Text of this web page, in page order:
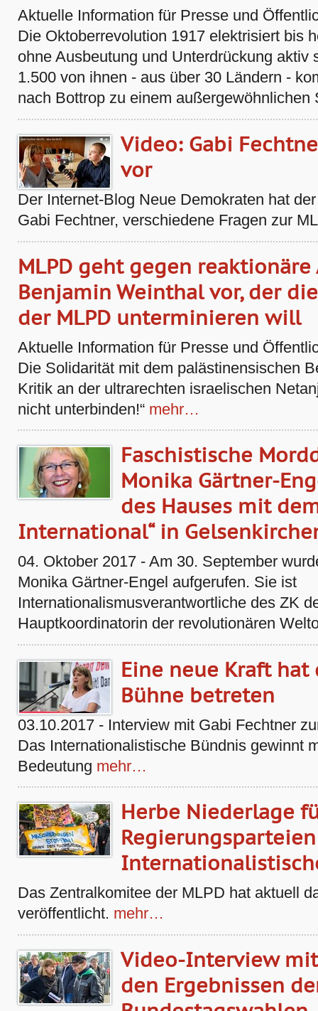
Aktuelle Information für Presse und
Die Oktoberrevolution 1917 elektrisiert bis
ohne Ausbeutung und Unterdrückung aktiv
1.500 von ihnen - aus über 30 Ländern -
nach Bottrop zu einem außergewöhnlichen
Video: Gabi
vor
Der Internet-Blog Neue Demokraten hat
Gabi Fechtner, verschiedene Fragen zur
MLPD geht gegen
Benjamin Weinthal vor, der
der MLPD unterminieren will
Aktuelle Information für Presse und
Die Solidarität mit dem palästinensischen
Kritik an der ultrarechten israelischen
nicht unterbinden!“ mehr…
Faschistische
Monika Gärtner-
des Hauses mit
International“ in
04. Oktober 2017 - Am 30. September
Monika Gärtner-Engel aufgerufen. Sie ist
Internationalismusverantwortliche des ZK
Hauptkoordinatorin der revolutionären
Eine neue Kraft
Bühne betreten
03.10.2017 - Interview mit Gabi Fechtner
Das Internationalistische Bündnis gewinnt
Bedeutung mehr…
Herbe Niederlage
Das Zentralkomitee der MLPD hat aktuell
veröffentlicht. mehr…
Video-Interview
den Ergebnissen